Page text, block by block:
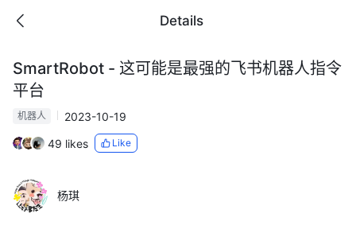
Details
SmartRobot - 这可能是最强的飞书机器人指令
平台
机器人
2023-10-19
49 likes
Like
杨琪